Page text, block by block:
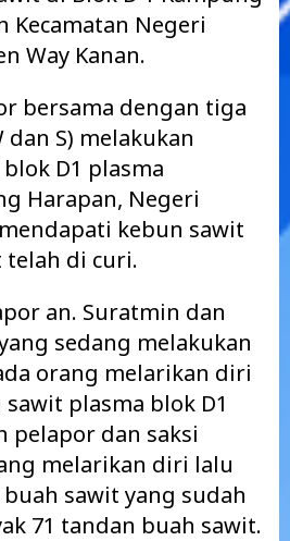
Kecamatan Negeri
Way Kanan.
bersama dengan tiga
dan S) melakukan
D1 plasma
Harapan, Negeri
kebun sawit
telah di curi.
an. Suratmin dan
sedang melakukan
orang melarikan diri
plasma blok D1
pelapor dan saksi
melarikan diri lalu
sawit yang sudah
71 tandan buah sawit.